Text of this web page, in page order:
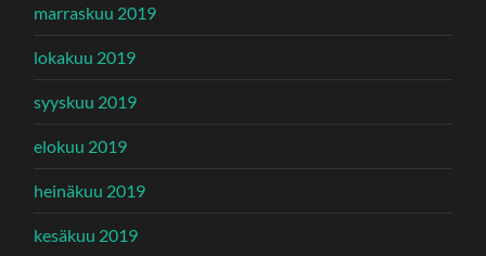
marraskuu 2019
lokakuu 2019
syyskuu 2019
elokuu 2019
heinäkuu 2019
kesäkuu 2019